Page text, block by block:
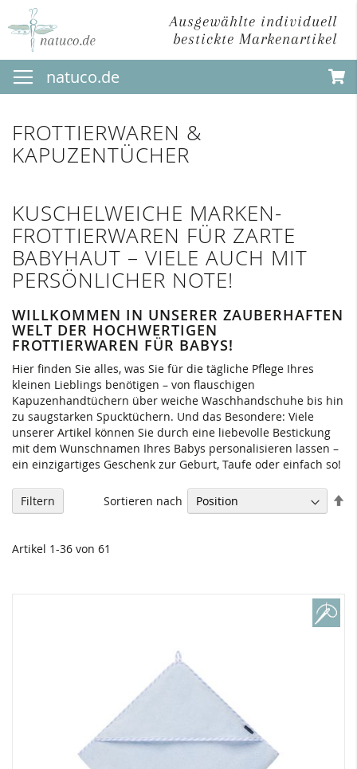
Ausgewählte individuell
bestickte Markenartikel
Direkt
zum
Inhalt
natuco.de
FROTTIERWAREN &
KAPUZENTÜCHER
KUSCHELWEICHE MARKEN-
FROTTIERWAREN FÜR ZARTE
BABYHAUT – VIELE AUCH MIT
PERSÖNLICHER NOTE!
WILLKOMMEN IN UNSERER ZAUBERHAFTEN
WELT DER HOCHWERTIGEN
FROTTIERWAREN FÜR BABYS!
Hier finden Sie alles, was Sie für die tägliche Pflege Ihres
kleinen Lieblings benötigen – von flauschigen
Kapuzenhandtüchern über weiche Waschhandschuhe bis hin
zu saugstarken Spucktüchern. Und das Besondere: Viele
unserer Artikel können Sie durch eine liebevolle Bestickung
mit dem Wunschnamen Ihres Babys personalisieren lassen –
ein einzigartiges Geschenk zur Geburt, Taufe oder einfach so!
Artikel 1-36 von 61
Sortieren nach
Filtern